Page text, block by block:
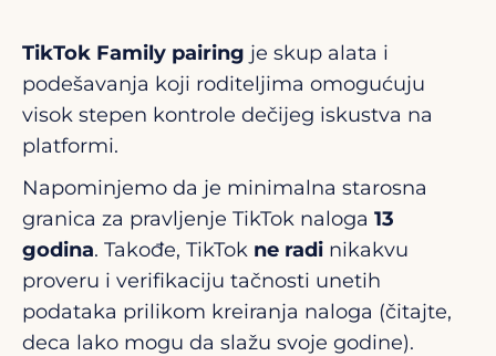
TikTok Family pairing je skup alata i
podešavanja koji roditeljima omogućuju
visok stepen kontrole dečijeg iskustva na
platformi.
Napominjemo da je minimalna starosna
granica za pravljenje TikTok naloga 13
godina. Takođe, TikTok ne radi nikakvu
proveru i verifikaciju tačnosti unetih
podataka prilikom kreiranja naloga (čitajte,
deca lako mogu da slažu svoje godine).